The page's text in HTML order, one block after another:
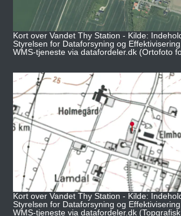
Kort over Vandet Thy Station - Kilde:
Styrelsen for Dataforsyning og
WMS-tjeneste via datafordeler.dk (Ortofoto
Kort over Vandet Thy Station - Kilde:
Styrelsen for Dataforsyning og
WMS-tjeneste via datafordeler.dk